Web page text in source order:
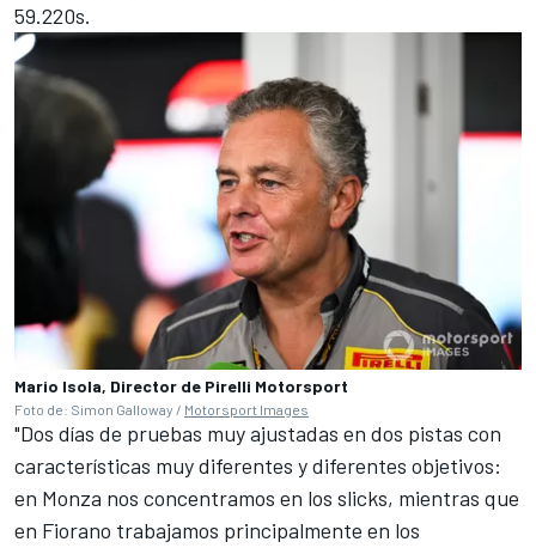
59.220s.
Mario Isola, Director de Pirelli Motorsport
Foto de: Simon Galloway / Motorsport Images
"Dos días de pruebas muy ajustadas en dos pistas con
características muy diferentes y diferentes objetivos:
en Monza nos concentramos en los slicks, mientras que
en Fiorano trabajamos principalmente en los